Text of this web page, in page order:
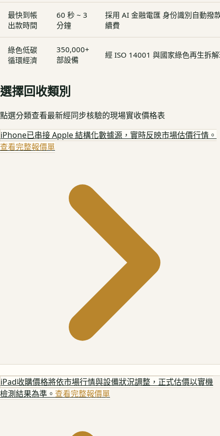
最快到帳
出款時間
60 秒 ~ 3
分鐘
採用 AI 金融電匯 身份識別自動撥
續費
綠色低碳
循環經濟
350,000+
部設備
經 ISO 14001 與國家綠色再生拆
選擇回收類別
點選分類查看最新經同步核驗的現場實收價格表
iPhone已串接 Apple 結構化數據源，實時反映市場估價行情。
查看完整報價單
iPad收購價格將依市場行情與設備狀況調整，正式估價以實機
檢測結果為準。 查看完整報價單